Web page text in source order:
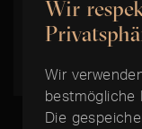
geprägt und
verewigt.
Wir
Wir
bestmögliche
Die